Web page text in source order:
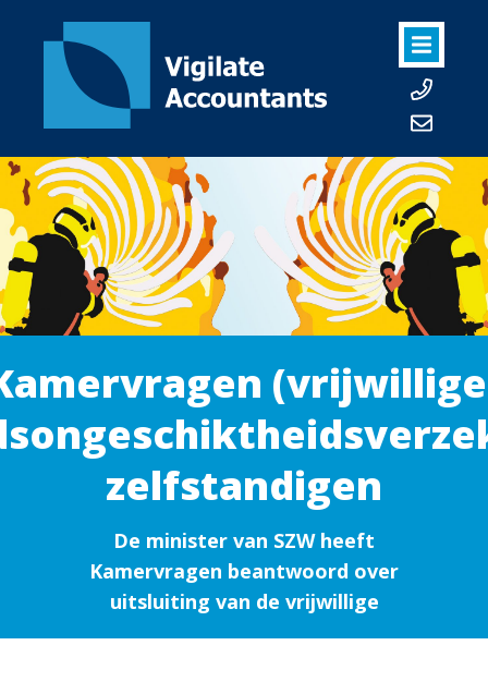
zelfstandigen
De minister van SZW heeft
Kamervragen beantwoord over
uitsluiting van de vrijwillige